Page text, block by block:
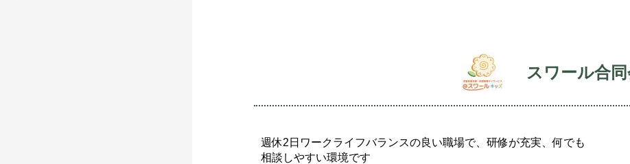
スワール合
週休2日ワークライフバランスの良い職場で、研修が充実、何でも
相談しやすい環境です